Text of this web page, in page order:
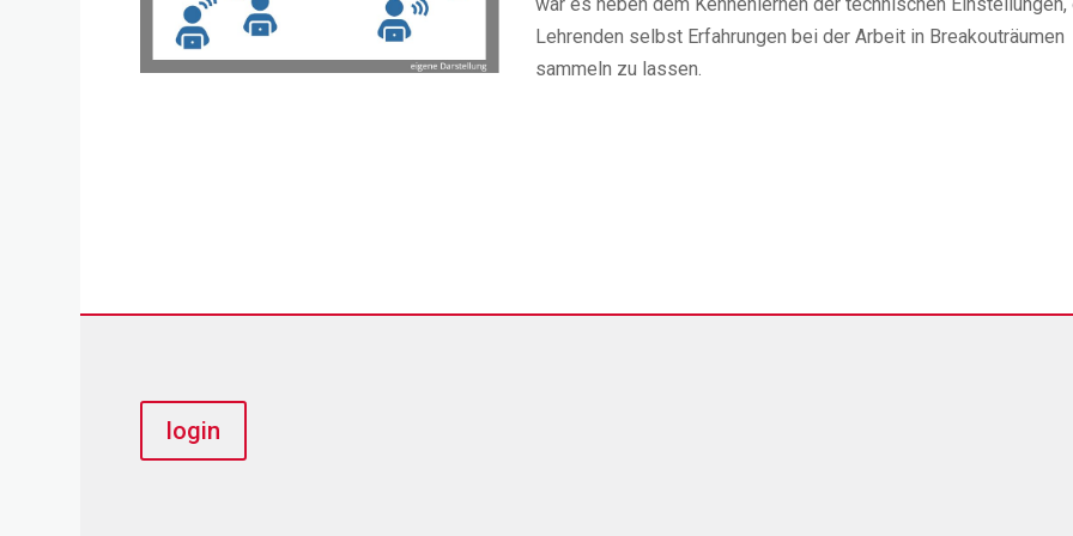
Lehrenden selbst Erfahrungen bei der Arbeit in Breakouträumen
sammeln zu lassen.
login